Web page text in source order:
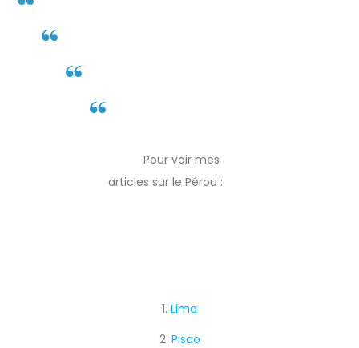
Pour voir mes
articles sur le Pérou :
1. Lima
2. Pisco